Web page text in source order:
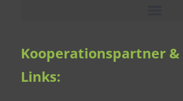
Kooperationspartner
Links: